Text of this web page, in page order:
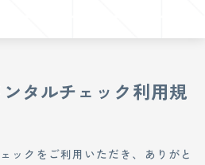
タルチェック利用規
ックをご利用いただき、ありがと